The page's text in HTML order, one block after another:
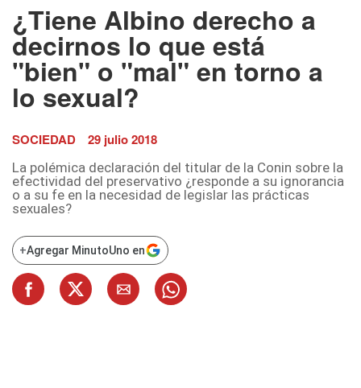
¿Tiene Albino derecho a
decirnos lo que está
"bien" o "mal" en torno a
lo sexual?
SOCIEDAD 29 julio 2018
La polémica declaración del titular de la Conin sobre la
efectividad del preservativo ¿responde a su ignorancia
o a su fe en la necesidad de legislar las prácticas
sexuales?
+Agregar MinutoUno en